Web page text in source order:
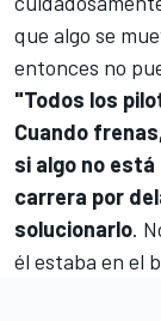
que algo se
entonces no
"Todos los
Cuando
si algo no
carrera por
solucionarlo.
él estaba en el